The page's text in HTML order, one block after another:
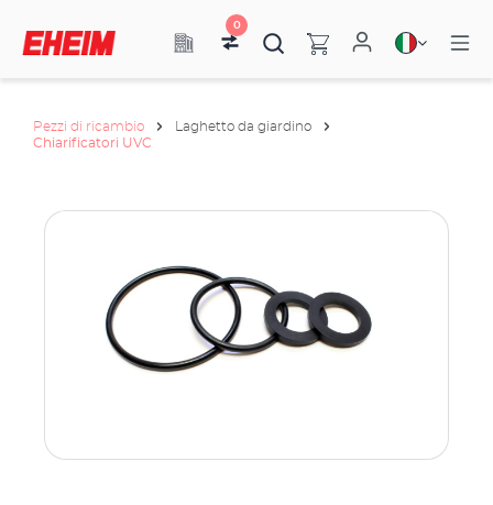
0
Pezzi di ricambio
Laghetto da giardino
Chiarificatori UVC